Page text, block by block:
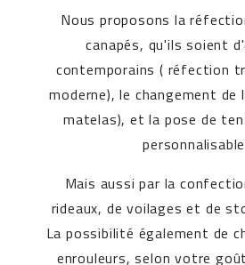
Nous proposons la
canapés, qu'ils soient
contemporains ( réfection
moderne), le changement
matelas), et la pose de
Mais aussi par la
rideaux, de voilages et de
La possibilité également de
enrouleurs, selon votre